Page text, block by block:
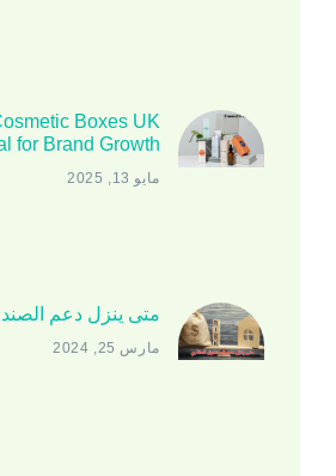
Boxes UK
for Brand Growth
مايو 13, 2025
متى ينزل دعم
مارس 25, 2024